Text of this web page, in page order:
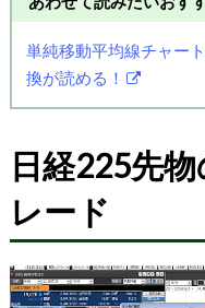
単純移動平均線チャー
換が読める！
日経225先
レード